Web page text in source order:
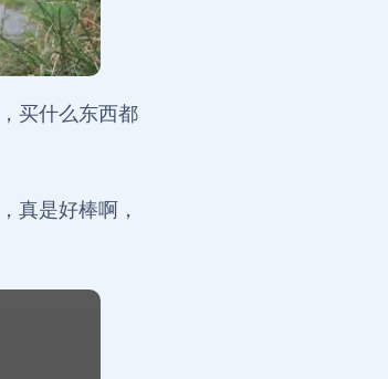
买什么东西都
真是好棒啊，